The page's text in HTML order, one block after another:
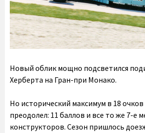
Новый облик мощно подсветился
Херберта на Гран-при Монако.
Но исторический максимум в 18 очков
преодолел: 11 баллов и все то же 7-е
конструкторов. Сезон пришлось